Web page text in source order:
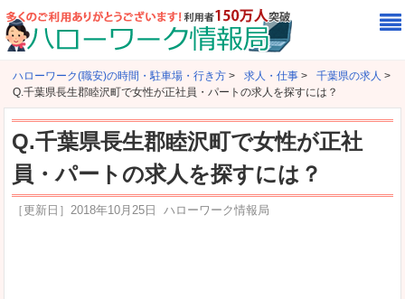
ハローワーク(職安)の時間・駐車場・行き方 > 求人・仕事 > 千葉県の求人 >
Q.千葉県長生郡睦沢町で女性が正社員・パートの求人を探すには？
Q.千葉県長生郡睦沢町で女性が正社
員・パートの求人を探すには？
［更新日］ 2018年10月25日 ハローワーク情報局